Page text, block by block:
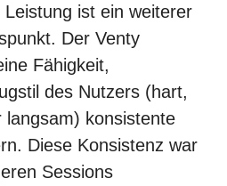
ist ein weiterer
Der Venty
Fähigkeit,
des Nutzers (hart,
langsam) konsistente
Diese Konsistenz war
Sessions